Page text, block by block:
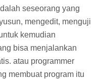
seseorang yang
mengedit, menguji
kemudian
bisa menjalankan
atau programmer
membuat program itu